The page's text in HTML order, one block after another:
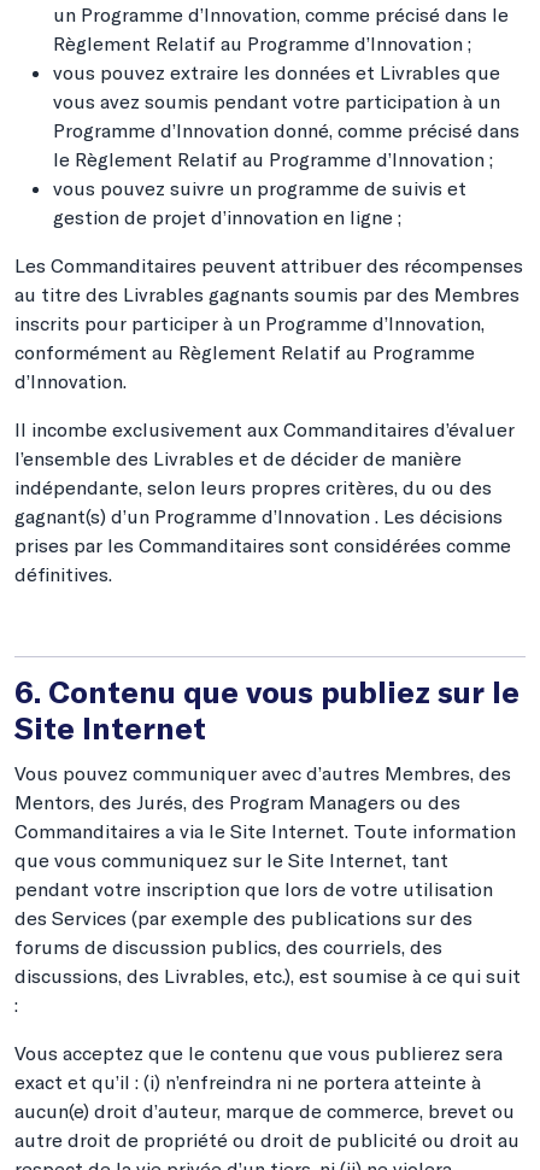
un Programme d’Innovation, comme précisé dans le
Règlement Relatif au Programme d’Innovation ;
vous pouvez extraire les données et Livrables que
vous avez soumis pendant votre participation à un
Programme d’Innovation donné, comme précisé dans
le Règlement Relatif au Programme d’Innovation ;
vous pouvez suivre un programme de suivis et
gestion de projet d’innovation en ligne ;
Les Commanditaires peuvent attribuer des récompenses
au titre des Livrables gagnants soumis par des Membres
inscrits pour participer à un Programme d’Innovation,
conformément au Règlement Relatif au Programme
d’Innovation.
Il incombe exclusivement aux Commanditaires d’évaluer
l’ensemble des Livrables et de décider de manière
indépendante, selon leurs propres critères, du ou des
gagnant(s) d’un Programme d’Innovation . Les décisions
prises par les Commanditaires sont considérées comme
définitives.
6. Contenu que vous publiez sur le
Site Internet
Vous pouvez communiquer avec d’autres Membres, des
Mentors, des Jurés, des Program Managers ou des
Commanditaires a via le Site Internet. Toute information
que vous communiquez sur le Site Internet, tant
pendant votre inscription que lors de votre utilisation
des Services (par exemple des publications sur des
forums de discussion publics, des courriels, des
discussions, des Livrables, etc.), est soumise à ce qui suit
:
Vous acceptez que le contenu que vous publierez sera
exact et qu’il : (i) n’enfreindra ni ne portera atteinte à
aucun(e) droit d’auteur, marque de commerce, brevet ou
autre droit de propriété ou droit de publicité ou droit au